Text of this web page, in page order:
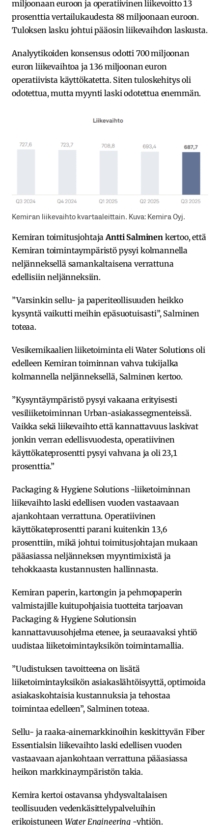
miljoonaan euroon ja operatiivinen liikevoitto 13
prosenttia vertailukaudesta 88 miljoonaan euroon.
Tuloksen lasku johtui pääosin liikevaihdon laskusta.
Analyytikoiden konsensus odotti 700 miljoonan
euron liikevaihtoa ja 136 miljoonan euron
operatiivista käyttökatetta. Siten tuloskehitys oli
odotettua, mutta myynti laski odotettua enemmän.
Kemiran liikevaihto kvartaaleittain. Kuva: Kemira Oyj.
Kemiran toimitusjohtajaAntti Salminenkertoo, että
Kemiran toimintaympäristö pysyi kolmannella
neljänneksellä samankaltaisena verrattuna
edellisiin neljänneksiin.
”Varsinkin sellu- ja paperiteollisuuden heikko
kysyntä vaikutti meihin epäsuotuisasti”, Salminen
toteaa.
Vesikemikaalien liiketoiminta eli Water Solutions oli
edelleen Kemiran toiminnan vahva tukijalka
kolmannella neljänneksellä, Salminen kertoo.
”Kysyntäympäristö pysyi vakaana erityisesti
vesiliiketoiminnan Urban-asiakassegmenteissä.
Vaikka sekä liikevaihto että kannattavuus laskivat
jonkin verran edellisvuodesta, operatiivinen
käyttökateprosentti pysyi vahvana ja oli 23,1
prosenttia.”
Packaging & Hygiene Solutions -liiketoiminnan
liikevaihto laski edellisen vuoden vastaavaan
ajankohtaan verrattuna. Operatiivinen
käyttökateprosentti parani kuitenkin 13,6
prosenttiin, mikä johtui toimitusjohtajan mukaan
pääasiassa neljänneksen myyntimixistä ja
tehokkaasta kustannusten hallinnasta.
Kemiran paperin, kartongin ja pehmopaperin
valmistajille kuitupohjaisia tuotteita tarjoavan
Packaging & Hygiene Solutionsin
kannattavuusohjelma etenee, ja seuraavaksi yhtiö
uudistaa liiketoimintayksikön toimintamallia.
”Uudistuksen tavoitteena on lisätä
liiketoimintayksikön asiakaslähtöisyyttä, optimoida
asiakaskohtaisia kustannuksia ja tehostaa
toimintaa edelleen”, Salminen toteaa.
Sellu- ja raaka-ainemarkkinoihin keskittyvän Fiber
Essentialsin liikevaihto laski edellisen vuoden
vastaavaan ajankohtaan verrattuna pääasiassa
heikon markkinaympäristön takia.
Kemira kertoi ostavansa yhdysvaltalaisen
teollisuuden vedenkäsittelypalveluihin
erikoistuneen Water Engineering -yhtiön.